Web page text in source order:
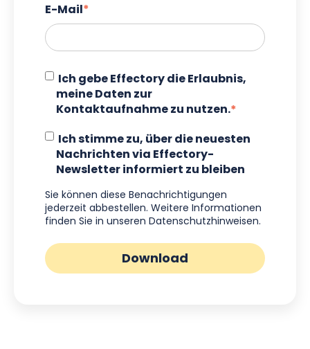
E-Mail*
Ich gebe Effectory die Erlaubnis,
meine Daten zur
Kontaktaufnahme zu nutzen.*
Ich stimme zu, über die neuesten
Nachrichten via Effectory-
Newsletter informiert zu bleiben
Sie können diese Benachrichtigungen
jederzeit abbestellen. Weitere Informationen
finden Sie in unseren Datenschutzhinweisen.